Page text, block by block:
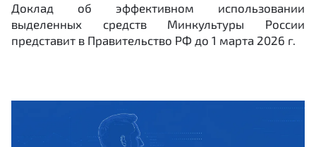
Доклад об эффективном использовании
выделенных средств Минкультуры России
представит в Правительство РФ до 1 марта 2026 г.